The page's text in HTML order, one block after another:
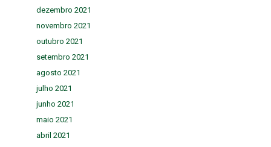
dezembro 2021
novembro 2021
outubro 2021
setembro 2021
agosto 2021
julho 2021
junho 2021
maio 2021
abril 2021